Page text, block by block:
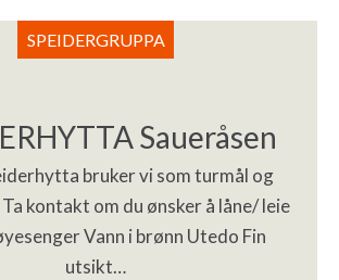
Saueråsen
bruker vi som turmål og
kontakt om du ønsker å låne/ leie
Vann i brønn Utedo Fin
utsikt…
SPEIDERGRUPPA